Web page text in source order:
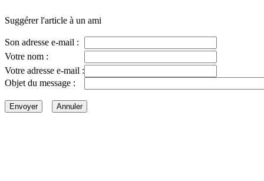
Suggérer l'article à un ami
Son adresse e-mail :
Votre nom :
Votre adresse e-mail :
Objet du message :